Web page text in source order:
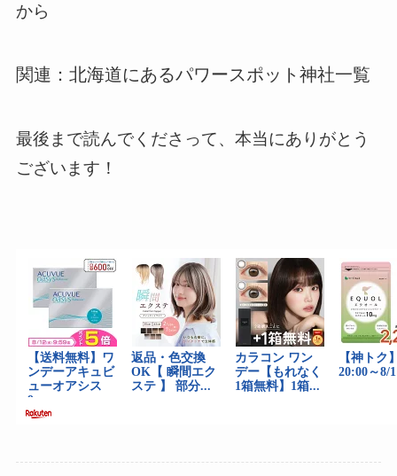
から
関連：北海道にあるパワースポット神社一覧
最後まで読んでくださって、本当にありがとう
ございます！